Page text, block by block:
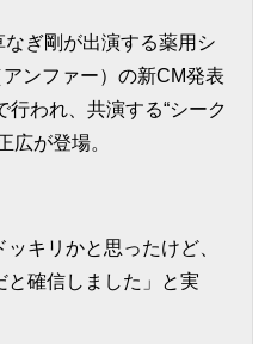
ぎ剛が出演する薬用シ
ンファー）の新CM発表
われ、共演する“シーク
広が登場。
キリかと思ったけど、
と確信しました」と実